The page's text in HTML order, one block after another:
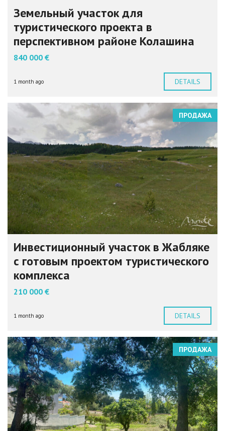
Земельный участок для
туристического проекта в
перспективном районе Колашина
840 000 €
1 month ago DETAILS
ПРОДАЖА
Инвестиционный участок в Жабляке
с готовым проектом туристического
комплекса
210 000 €
1 month ago DETAILS
ПРОДАЖА